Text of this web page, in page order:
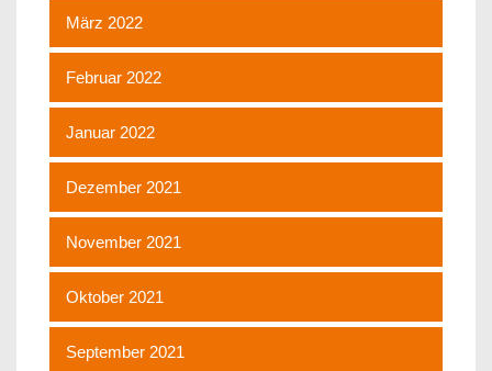
März 2022
Februar 2022
Januar 2022
Dezember 2021
November 2021
Oktober 2021
September 2021